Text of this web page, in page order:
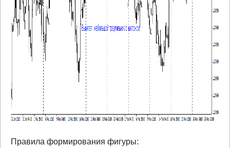
Правила формирования фигуры: